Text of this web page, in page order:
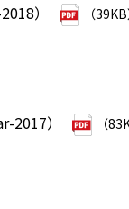
） （
2017） （